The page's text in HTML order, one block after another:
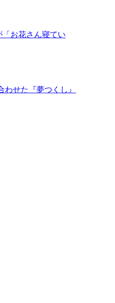
お花さん寝てい
せた『夢つくし』